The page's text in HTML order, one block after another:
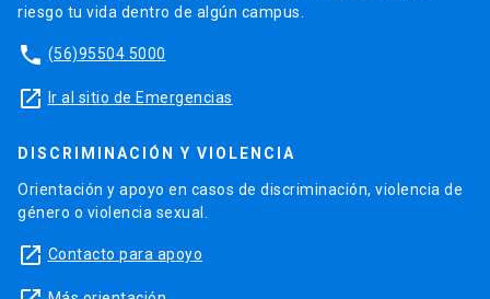
riesgo tu vida dentro de algún campus.
phone (56)95504 5000
launch Ir al sitio de Emergencias
DISCRIMINACIÓN Y VIOLENCIA
Orientación y apoyo en casos de discriminación, violencia de
género o violencia sexual.
launch Contacto para apoyo